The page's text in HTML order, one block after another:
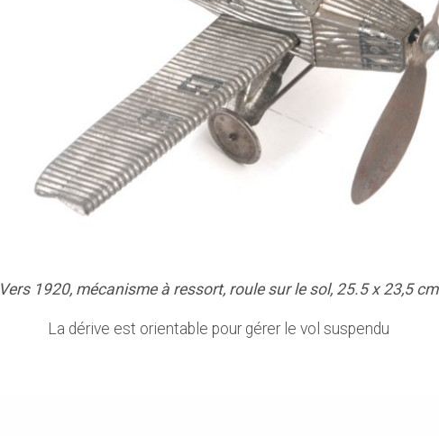
Vers 1920, mécanisme à ressort, roule sur le sol, 25.5 x 23,5 cm
La dérive est orientable pour gérer le vol suspendu